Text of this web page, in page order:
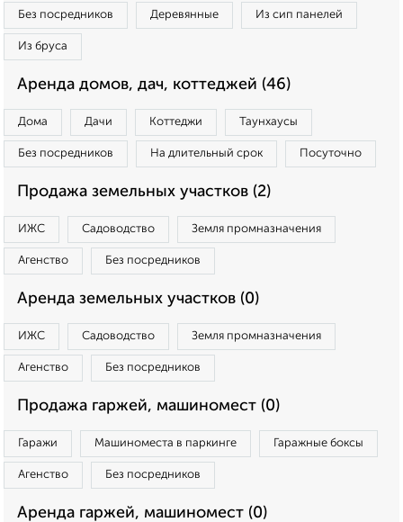
Без посредников Деревянные Из сип панелей
Из бруса
Аренда домов, дач, коттеджей (46)
Дома Дачи Коттеджи Таунхаусы
Без посредников На длительный срок Посуточно
Продажа земельных участков (2)
ИЖС Садоводство Земля промназначения
Агенство Без посредников
Аренда земельных участков (0)
ИЖС Садоводство Земля промназначения
Агенство Без посредников
Продажа гаржей, машиномест (0)
Гаражи Машиноместа в паркинге Гаражные боксы
Агенство Без посредников
Аренда гаржей, машиномест (0)